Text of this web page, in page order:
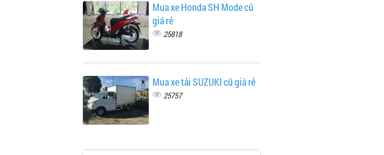
Mua xe Honda SH Mode cũ
giá rẻ
25818
Mua xe tải SUZUKI cũ giá rẻ
25757